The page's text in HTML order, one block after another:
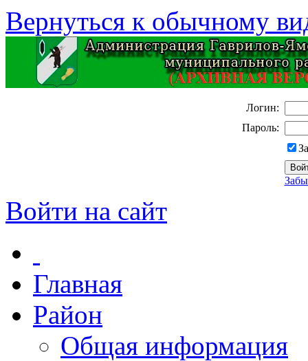
Вернуться к обычному
Логин:
Пароль:
Войти на сайт
Главная
Район
Общая информация